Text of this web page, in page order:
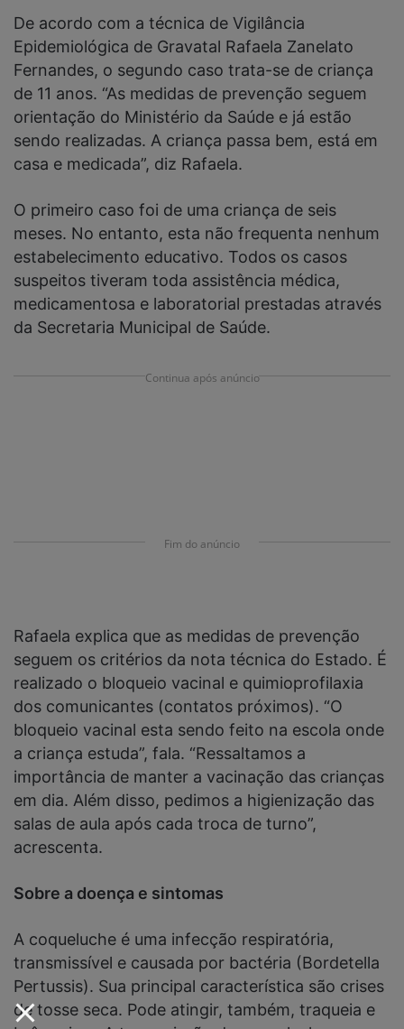
De acordo com a técnica de Vigilância
Epidemiológica de Gravatal Rafaela Zanelato
Fernandes, o segundo caso trata-se de criança
de 11 anos. “As medidas de prevenção seguem
orientação do Ministério da Saúde e já estão
sendo realizadas. A criança passa bem, está em
casa e medicada”, diz Rafaela.
O primeiro caso foi de uma criança de seis
meses. No entanto, esta não frequenta nenhum
estabelecimento educativo. Todos os casos
suspeitos tiveram toda assistência médica,
medicamentosa e laboratorial prestadas através
da Secretaria Municipal de Saúde.
Continua após anúncio
Fim do anúncio
Rafaela explica que as medidas de prevenção
seguem os critérios da nota técnica do Estado. É
realizado o bloqueio vacinal e quimioprofilaxia
dos comunicantes (contatos próximos). “O
bloqueio vacinal esta sendo feito na escola onde
a criança estuda”, fala. “Ressaltamos a
importância de manter a vacinação das crianças
em dia. Além disso, pedimos a higienização das
salas de aula após cada troca de turno”,
acrescenta.
Sobre a doença e sintomas
A coqueluche é uma infecção respiratória,
transmissível e causada por bactéria (Bordetella
Pertussis). Sua principal característica são crises
de tosse seca. Pode atingir, também, traqueia e